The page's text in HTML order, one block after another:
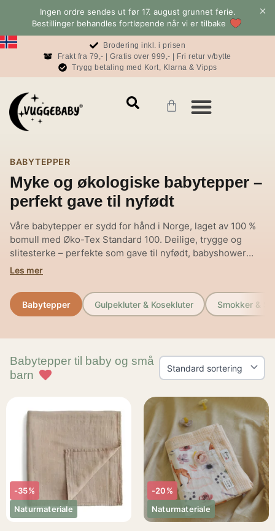
Ingen ordre sendes ut før 17. august grunnet ferie.
Bestillinger behandles fortløpende når vi er tilbake
Brodering inkl. i prisen
Frakt fra 79,- | Gratis over 999,- | Fri retur v/bytte
Trygg betaling med Kort, Klarna & Vipps
BABYTEPPER
Myke og økologiske babytepper –
perfekt gave til nyfødt
Våre babytepper er sydd for hånd i Norge, laget av 100 %
bomull med Øko-Tex Standard 100. Deilige, trygge og
slitesterke – perfekte som gave til nyfødt, babyshower
eller dåp. Et eksklusivt babyteppe som varer lenge og tåler
Les mer
Babytepper Gulpekluter & Kosekluter Smokker &
Babytepper til baby og små
barn
Naturmateriale
-35%
Naturmateriale
-20%